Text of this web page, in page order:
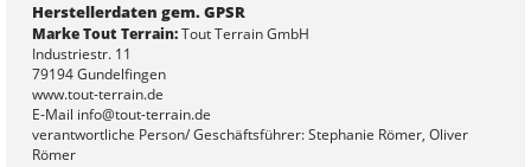
Herstellerdaten gem. GPSR
Marke Tout Terrain:Tout Terrain GmbH
Industriestr. 11
79194 Gundelfingen
www.tout-terrain.de
E-Mail info@tout-terrain.de
verantwortliche Person/ Geschäftsführer: Stephanie Römer, Oliver
Römer